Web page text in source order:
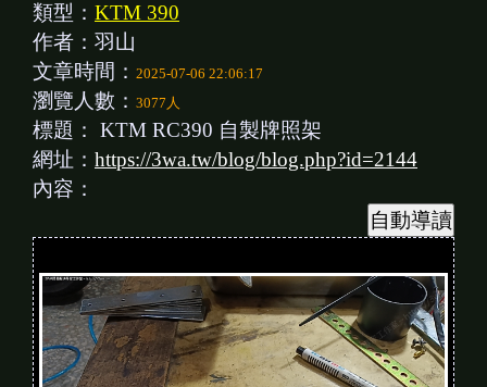
類型： KTM 390
作者：羽山
文章時間： 2025-07-06 22:06:17
瀏覽人數： 3077人
標題： KTM RC390 自製牌照架
網址： https://3wa.tw/blog/blog.php?id=2144
內容：